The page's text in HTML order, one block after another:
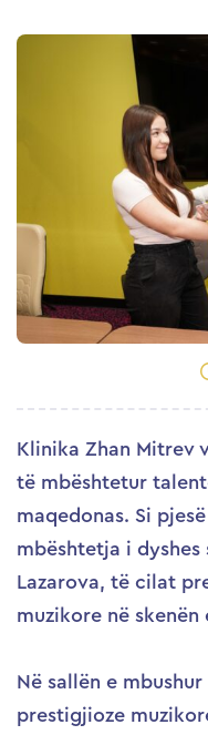
Klinika Zhan Mitrev
të mbështetur
maqedonas. Si
mbështetja i dyshes
Lazarova, të cilat
muzikore në skenën
Në sallën e
prestigjioze